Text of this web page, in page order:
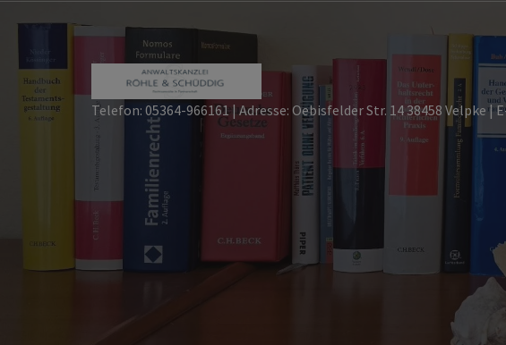
Telefon: 05364-966161 | Adresse: Oebisfelder Str. 14 38458 Velpke